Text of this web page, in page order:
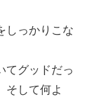
かりこな
てグッドだっ
よ